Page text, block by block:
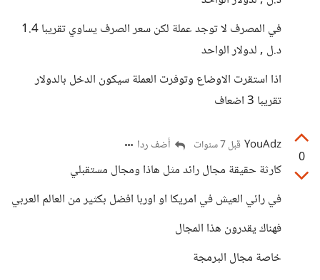
في المصرف لا توجد عملة لكن سعر الصرف يساوي تقريبا 1.4
د.ل , لدولار الواحد
اذا استقرت الاوضاع وتوفرت العملة سيكون الدخل بالدولار
تقريبا 3 اضعاف
0
YouAdz قبل 7 سنوات أضف ردا
كارثة حقيقة مجال رائد مثل هاذا ومجال مستقبلي
في رائي العيش في امريكا او اوربا افضل بكثير من العالم العربي
فهناك يقدرون هذا المجال
خاصة مجال البرمجة